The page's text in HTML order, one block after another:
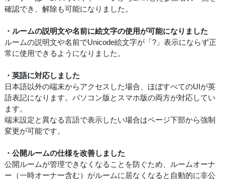
確認でき、解除も可能になりました。
・ルームの説明文や名前に絵文字の使用が可能になりました
ルームの説明文や名前でUnicode絵文字が「?」表示にならず正
常に使用できるようになりました。
・英語に対応しました
日本語以外の端末からアクセスした場合、ほぼすべてのUIが英
語表記になります。パソコン版とスマホ版の両方が対応してい
ます。
端末設定と異なる言語で表示したい場合はページ下部から強制
変更が可能です。
・公開ルームの仕様を改善しました
公開ルームが管理できなくなることを防ぐため、ルームオーナ
ー（一時オーナー含む）がルームに居なくなると自動的に非公